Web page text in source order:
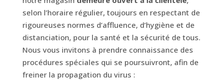
selon l’horaire régulier, toujours en respectant de
rigoureuses normes d’affluence, d’hygiène et de
distanciation, pour la santé et la sécurité de tous.
Nous vous invitons à prendre connaissance des
procédures spéciales qui se poursuivront, afin de
freiner la propagation du virus :